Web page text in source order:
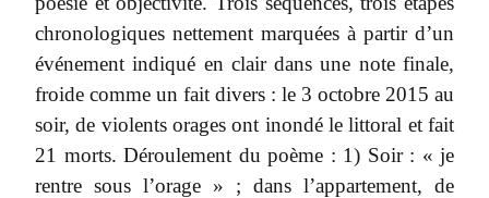
chronologiques nettement marquées à partir d’un
événement indiqué en clair dans une note finale,
froide comme un fait divers : le 3 octobre 2015 au
soir, de violents orages ont inondé le littoral et fait
21 morts. Déroulement du poème : 1) Soir : « je
rentre sous l’orage » ; dans l’appartement, de